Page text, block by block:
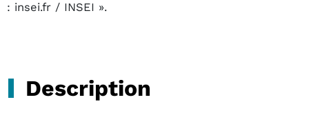
: insei.fr / INSEI ».
Description